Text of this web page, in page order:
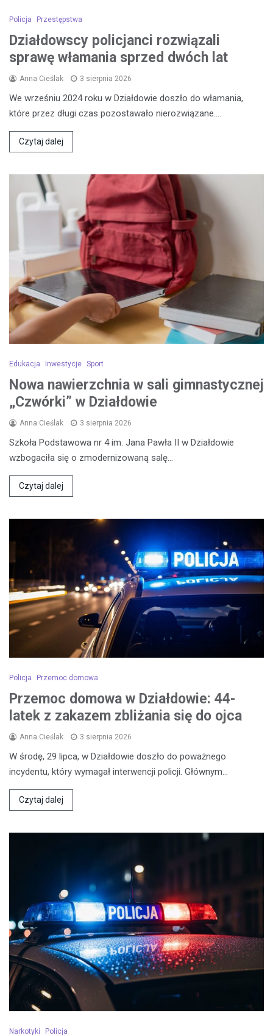
Policja Przestępstwa
Działdowscy policjanci rozwiązali
sprawę włamania sprzed dwóch lat
Anna Cieślak 3 sierpnia 2026
We wrześniu 2024 roku w Działdowie doszło do włamania,
które przez długi czas pozostawało nierozwiązane.…
Czytaj dalej
Edukacja Inwestycje Sport
Nowa nawierzchnia w sali gimnastycznej
„Czwórki” w Działdowie
Anna Cieślak 3 sierpnia 2026
Szkoła Podstawowa nr 4 im. Jana Pawła II w Działdowie
wzbogaciła się o zmodernizowaną salę…
Czytaj dalej
Policja Przemoc domowa
Przemoc domowa w Działdowie: 44-
latek z zakazem zbliżania się do ojca
Anna Cieślak 3 sierpnia 2026
W środę, 29 lipca, w Działdowie doszło do poważnego
incydentu, który wymagał interwencji policji. Głównym…
Czytaj dalej
Narkotyki Policja